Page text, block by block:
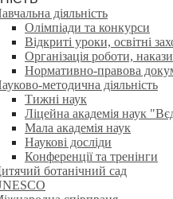
діяльність
Олімпіади та конкурси
Відкриті уроки, освітні
Організація роботи, накази
Нормативно-правова
методична діяльність
Тижні наук
Ліцейна академія наук
Мала академія наук
Наукові досліди
Конференції та тренінги
ботанічний сад